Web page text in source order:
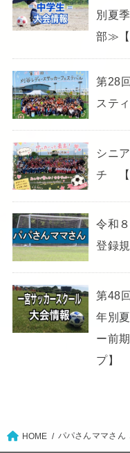
別夏
部≫【
第28
ステ
シニ
チ 【
令和
登録
第48
年別
ー前
プ】
HOME パパさんママさん